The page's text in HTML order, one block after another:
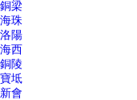
銅梁
海珠
洛陽
海西
銅陵
寶坻
新會